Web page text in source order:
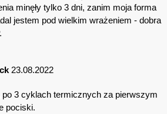
minęły tylko 3 dni, zanim moja forma
jestem pod wielkim wrażeniem - dobra
23.08.2022
3 cyklach termicznych za pierwszym
pociski.